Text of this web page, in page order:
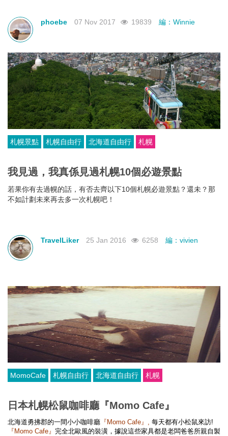
phoebe
07 Nov 2017 19839 編：Winnie
札幌景點 札幌自由行 北海道自由行 札幌
我見過，我真係見過札幌10個必遊景點
若果你有去過幌的話，有否去齊以下10個札幌必遊景點？還未？那
不如計劃未來再去多一次札幌吧！
TravelLiker 25 Jan 2016 6258 編：vivien
MomoCafe 札幌自由行 北海道自由行 札幌
日本札幌松鼠咖啡廳『Momo Cafe』
北海道勇拂郡的一間小小咖啡廳 『Momo Cafe』, 每天都有小松鼠來訪!
『Momo Cafe』 完全北歐風的裝潢，據說這些家具都是老闆爸爸所親自製